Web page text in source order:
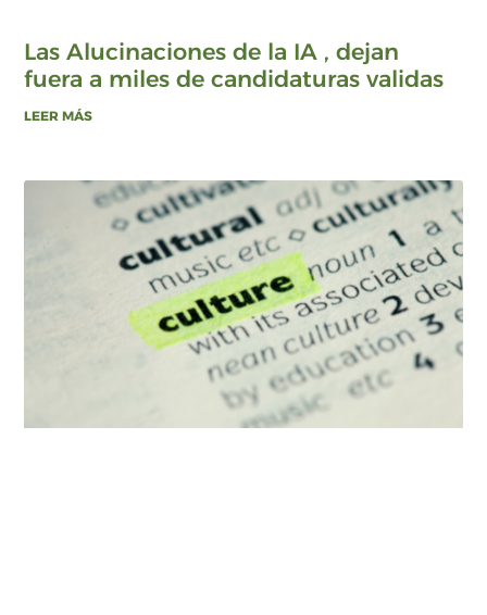
Las Alucinaciones de la IA , dejan
fuera a miles de candidaturas validas
LEER MÁS